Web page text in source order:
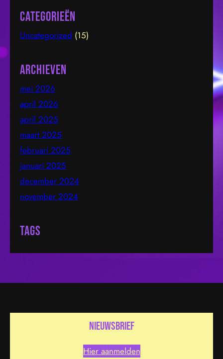
toegang sluit om 21:45 uur – daarna…
We dragen de LHBTIQ+ gemeenschap een warm
hart toe en steunen met overtuiging hun inzet voor
inclusie, gelijkwaardigheid en acceptatie. Samen
zichzelf kan zijn en…
Categorieën
Uncategorized (15)
Archieven
mei 2026
april 2026
april 2025
maart 2025
februari 2025
januari 2025
december 2024
november 2024
Tags
nieuwsbrief
Hier aanmelden